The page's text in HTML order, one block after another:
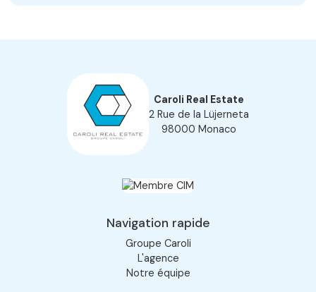
Caroli Real Estate
2 Rue de la Lüjerneta
98000 Monaco
Navigation rapide
Groupe Caroli
L'agence
Notre équipe